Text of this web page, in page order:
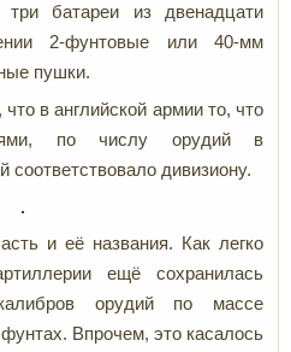
батареи из двенадцати
2-фунтовые или 40-мм
пушки.
в английской армии то, что
по числу орудий в
соответствовало дивизиону.
и её названия. Как легко
ещё сохранилась
орудий по массе
Впрочем, это касалось